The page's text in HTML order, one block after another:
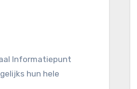
hun hele